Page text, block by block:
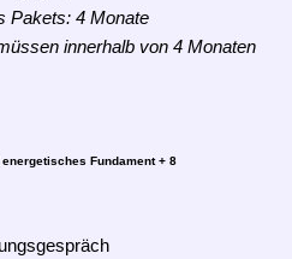
Pakets: 4 Monate
innerhalb von 4 Monaten
Fundament + 8